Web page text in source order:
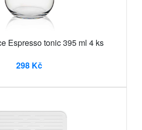
Espresso tonic 395 ml 4 ks
298 Kč